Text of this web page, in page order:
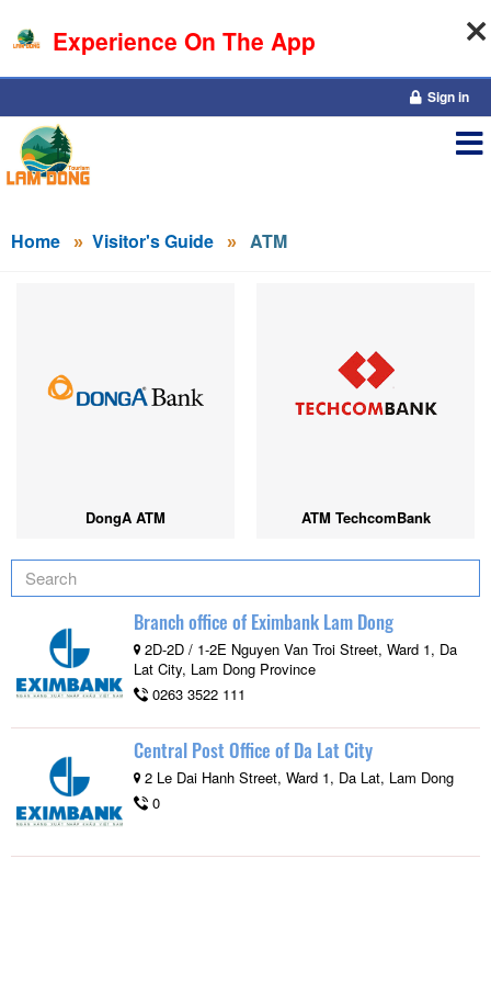
07-08-2026, 04:45:20
Sign in
Home Visitor's Guide ATM
DongA ATM ATM TechcomBank
Branch office of Eximbank Lam Dong
2D-2D / 1-2E Nguyen Van Troi Street, Ward 1, Da
Lat City, Lam Dong Province
0263 3522 111
Central Post Office of Da Lat City
2 Le Dai Hanh Street, Ward 1, Da Lat, Lam Dong
0
Experience On The App